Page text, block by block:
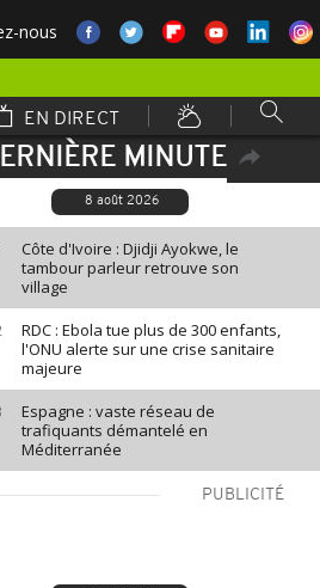
nous
EN DIRECT
MINUTE
8 août 2026
Côte d'Ivoire : Djidji Ayokwe, le
tambour parleur retrouve son
village
RDC : Ebola tue plus de 300 enfants,
l'ONU alerte sur une crise sanitaire
majeure
Espagne : vaste réseau de
trafiquants démantelé en
Méditerranée
PUBLICITÉ